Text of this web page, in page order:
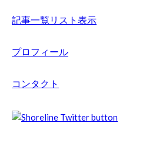
記事一覧リスト表示
プロフィール
コンタクト